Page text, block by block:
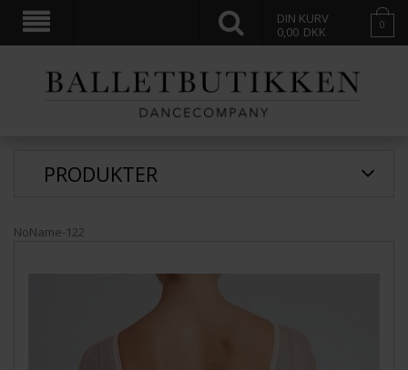
DIN KURV
0,00 DKK 0
PRODUKTER
NoName-122